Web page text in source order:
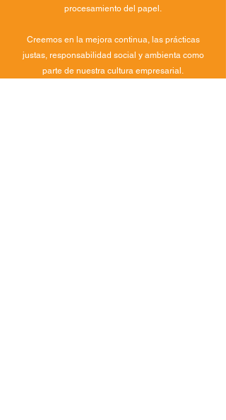
procesamiento del papel.
Creemos en la mejora continua, las prácticas
justas, responsabilidad social y ambienta como
parte de nuestra cultura empresarial.